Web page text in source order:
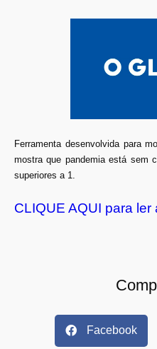
Ferramenta desenvolvida para
mostra que pandemia está sem
superiores a 1.
CLIQUE AQUI para
Facebook